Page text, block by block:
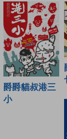
爵爵貓叔港三
小